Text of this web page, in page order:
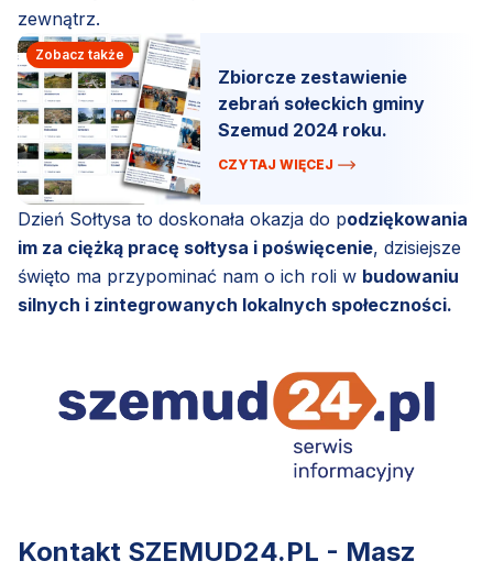
zewnątrz.
Zobacz także
Zbiorcze zestawienie
zebrań sołeckich gminy
Szemud 2024 roku.
CZYTAJ WIĘCEJ
Dzień Sołtysa to doskonała okazja do podziękowania
im za ciężką pracę sołtysa i poświęcenie, dzisiejsze
święto ma przypominać nam o ich roli w budowaniu
silnych i zintegrowanych lokalnych społeczności.
Kontakt SZEMUD24.PL - Masz